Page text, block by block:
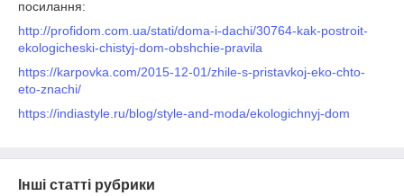
посилання:
http://profidom.com.ua/stati/doma-i-dachi/30764-kak-postroit-
ekologicheski-chistyj-dom-obshchie-pravila
https://karpovka.com/2015-12-01/zhile-s-pristavkoj-eko-chto-
eto-znachi/
https://indiastyle.ru/blog/style-and-moda/ekologichnyj-dom
Інші статті рубрики